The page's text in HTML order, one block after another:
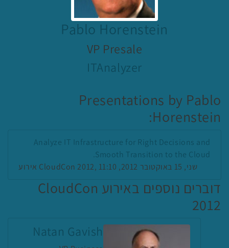
Pablo Horenstein
VP Presale
ITAnalyzer
Presentations by Pablo
Horenstein:
Analyze IT Infrastructure for Right Decisions and
Smooth Transition to the Cloud.
אירוע CloudCon 2012, שני, 15 באוקטובר 2012, 11:10
דוברים נוספים באירוע CloudCon
2012
Natan Gavish